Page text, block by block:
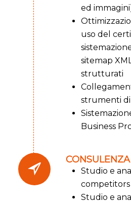
ed
uso del
sitemap
strutturati
strumenti di
Business
Studio e
competitors
Studio e